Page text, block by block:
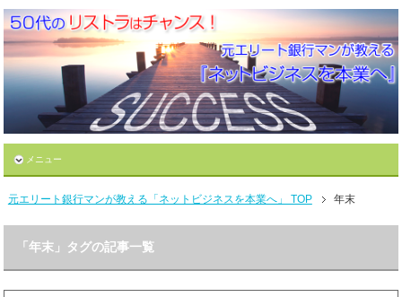
メニュー
元エリート銀行マンが教える「ネットビジネスを本業へ」 TOP 年末
「年末」タグの記事一覧